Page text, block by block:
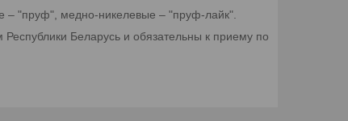
– "пруф", медно-никелевые – "пруф-лайк".
Беларусь и обязательны к приему по